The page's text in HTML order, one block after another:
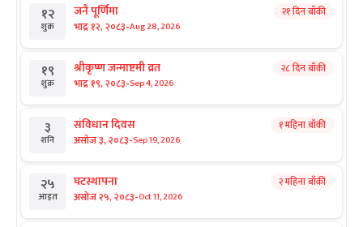
१२
शुक्र
जनै पूर्णिमा
भाद्र १२, २०८३-Aug 28, 2026
२१ दिन बाँकी
१९
शुक्र
श्रीकृष्ण जन्माष्टमी व्रत
भाद्र १९, २०८३-Sep 4, 2026
२८ दिन बाँकी
३
शनि
संविधान दिवस
असोज ३, २०८३-Sep 19, 2026
१ महिना बाँकी
२५
आइत
घटस्थापना
असोज २५, २०८३-Oct 11, 2026
२ महिना बाँकी